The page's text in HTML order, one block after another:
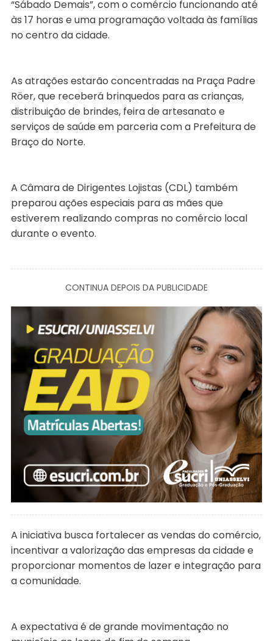
“Sábado Demais”, com o comércio funcionando até
às 17 horas e uma programação voltada às famílias
no centro da cidade.
As atrações estarão concentradas na Praça Padre
Röer, que receberá brinquedos para as crianças,
distribuição de brindes, feira de artesanato e
serviços de saúde em parceria com a Prefeitura de
Braço do Norte.
A Câmara de Dirigentes Lojistas (CDL) também
preparou ações especiais para as mães que
estiverem realizando compras no comércio local
durante o evento.
CONTINUA DEPOIS DA PUBLICIDADE
A iniciativa busca fortalecer as vendas do comércio,
incentivar a valorização das empresas da cidade e
proporcionar momentos de lazer e integração para
a comunidade.
A expectativa é de grande movimentação no